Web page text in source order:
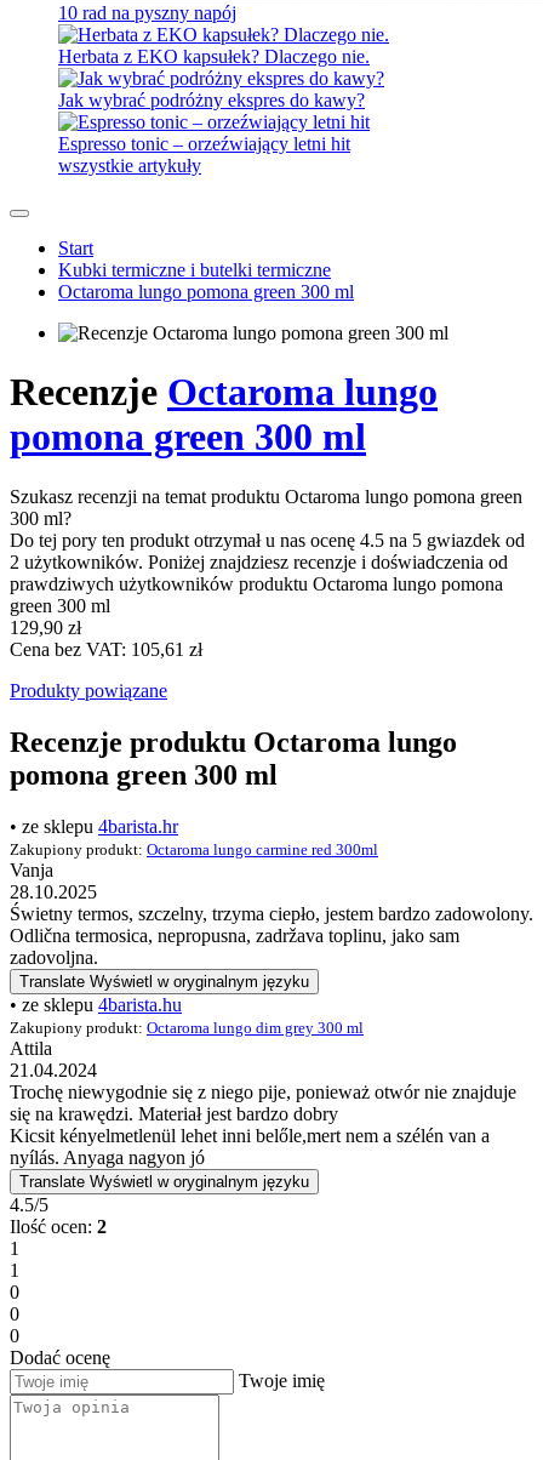
10 rad na pyszny napój
Herbata z EKO kapsułek? Dlaczego nie.
Jak wybrać podróżny ekspres do kawy?
Espresso tonic – orzeźwiający letni hit
wszystkie artykuły
Start
Kubki termiczne i butelki termiczne
Octaroma lungo pomona green 300 ml
Recenzje Octaroma lungo
pomona green 300 ml
Szukasz recenzji na temat produktu Octaroma lungo pomona green
300 ml?
Do tej pory ten produkt otrzymał u nas ocenę 4.5 na 5 gwiazdek od
2 użytkowników. Poniżej znajdziesz recenzje i doświadczenia od
prawdziwych użytkowników produktu Octaroma lungo pomona
green 300 ml
129,90 zł
Cena bez VAT: 105,61 zł
Produkty powiązane
Recenzje produktu Octaroma lungo
pomona green 300 ml
• ze sklepu 4barista.hr
Zakupiony produkt: Octaroma lungo carmine red 300ml
Vanja
28.10.2025
Świetny termos, szczelny, trzyma ciepło, jestem bardzo zadowolony.
Odlična termosica, nepropusna, zadržava toplinu, jako sam
zadovoljna.
Translate Wyświetl w oryginalnym języku
• ze sklepu 4barista.hu
Zakupiony produkt: Octaroma lungo dim grey 300 ml
Attila
21.04.2024
Trochę niewygodnie się z niego pije, ponieważ otwór nie znajduje
się na krawędzi. Materiał jest bardzo dobry
Kicsit kényelmetlenül lehet inni belőle,mert nem a szélén van a
nyílás. Anyaga nagyon jó
Translate Wyświetl w oryginalnym języku
4.5/5
Ilość ocen: 2
1
1
0
0
0
Dodać ocenę
Twoje imię